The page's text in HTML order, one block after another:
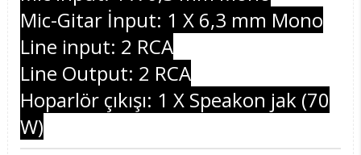
Mic-Gitar İnput: 1 X 6,3 mm Mono
Line input: 2 RCA
Line Output: 2 RCA
Hoparlör çıkışı: 1 X Speakon jak (70
W)